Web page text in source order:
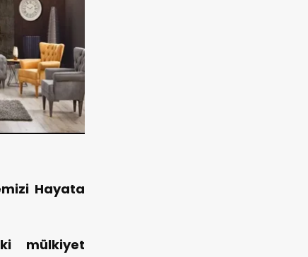
Hayata
mülkiyet